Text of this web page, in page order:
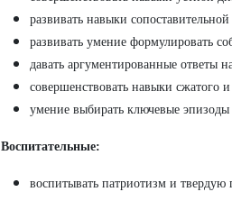
развивать навыки
развивать умение формулировать
давать аргументированные ответы
совершенствовать навыки сжатого
умение выбирать ключевые
Воспитательные:
воспитывать патриотизм и